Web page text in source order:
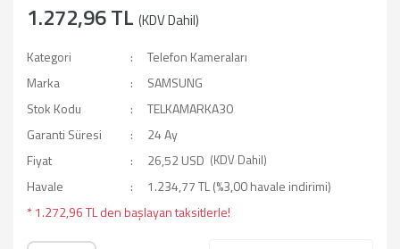
1.272,96 TL (KDV Dahil)
Kategori
Telefon Kameraları
Marka
SAMSUNG
Stok Kodu
TELKAMARKA30
Garanti Süresi
24 Ay
Fiyat
26,52 USD (KDV Dahil)
Havale
1.234,77 TL (%3,00 havale indirimi)
* 1.272,96 TL den başlayan taksitlerle!